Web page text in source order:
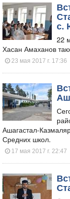
с.
​22
Хасан Амаханов
23 мая 2017 г. 17:36
Ашагастал-
Средних школ.
17 мая 2017 г. 22:47